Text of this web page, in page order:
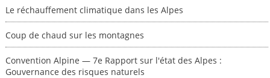
Le réchauffement climatique dans les Alpes
Coup de chaud sur les montagnes
Convention Alpine — 7e Rapport sur l'état des Alpes :
Gouvernance des risques naturels